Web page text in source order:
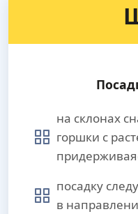
на склонах
горшки с
посадку
в